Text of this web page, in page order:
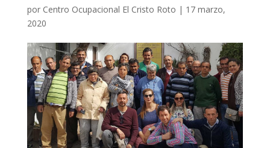
por Centro Ocupacional El Cristo Roto | 17 marzo,
2020